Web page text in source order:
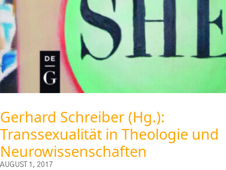
Gerhard Schreiber (Hg.):
Transsexualität in Theologie und
Neurowissenschaften
AUGUST 1, 2017